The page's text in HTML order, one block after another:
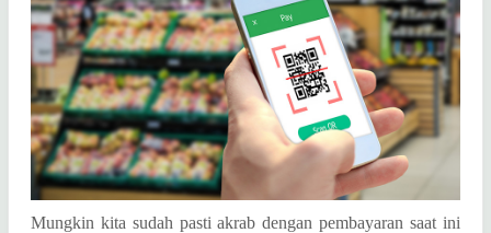
Mungkin kita sudah pasti akrab dengan pembayaran saat ini